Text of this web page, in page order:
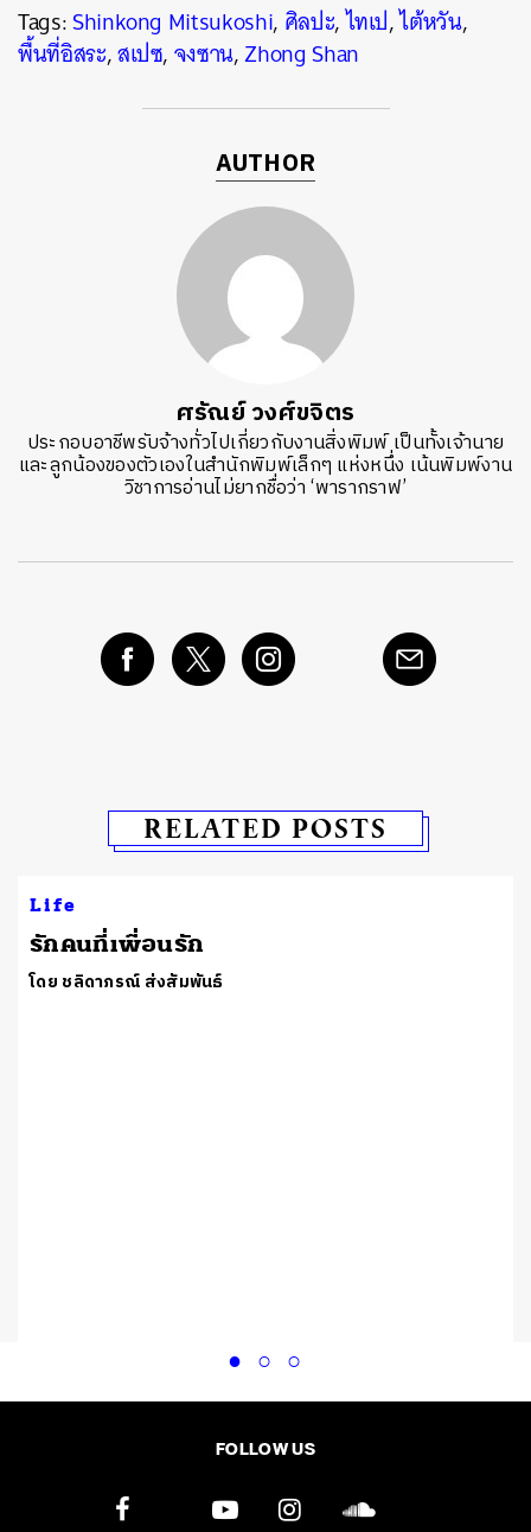
Tags:Shinkong Mitsukoshi, ศิลปะ,ไทเป,ไต้หวัน,
พื้นที่อิสระ,สเปซ,จงซาน,Zhong Shan
AUTHOR
ศรัณย์ วงศ์ขจิตร
ประกอบอาชีพรับจ้างทั่วไปเกี่ยวกับงานสิ่งพิมพ์ เป็นทั้งเจ้านาย
และลูกน้องของตัวเองในสำนักพิมพ์เล็กๆ แห่งหนึ่ง เน้นพิมพ์งาน
วิชาการอ่านไม่ยากชื่อว่า ‘พารากราฟ’
RELATED POSTS
Life
รักคนที่เพื่อนรัก
โดย ชลิดาภรณ์ ส่งสัมพันธ์
FOLLOW US